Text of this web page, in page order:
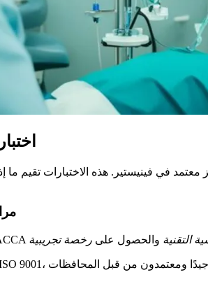
في فينيستير. هذه الاختبارات تقيم ما
التقنية والحصول على رخصة تجريبية